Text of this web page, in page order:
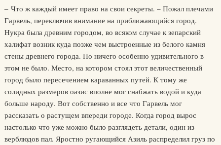
– Что ж каждый имеет право на свои секреты. – Пожал плечами
Гарвель, переключив внимание на приближающийся город.
Нукра была древним городом, во всяком случае к зепарский
халифат возник куда позже чем выстроенные из белого камня
стены древнего города. Но ничего особенно удивительного в
этом не было. Место, на котором стоял этот величественный
город было пересечением караванных путей. К тому же
солидных размеров оазис вполне мог снабжать водой и куда
больше народу. Вот собственно и все что Гарвель мог
рассказать о растущем впереди городе. Когда город вырос
настолько что уже можно было разглядеть детали, один из
верблюдов пал. Яростно ругающийся Азиль распределил груз по